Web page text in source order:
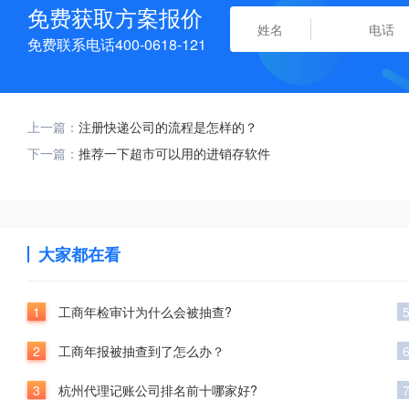
免费获取方案报价
免费联系电话400-0618-121
上一篇： 注册快递公司的流程是怎样的？
下一篇： 推荐一下超市可以用的进销存软件
大家都在看
1 工商年检审计为什么会被抽查?
2 工商年报被抽查到了怎么办？
3 杭州代理记账公司排名前十哪家好?
5
6
7